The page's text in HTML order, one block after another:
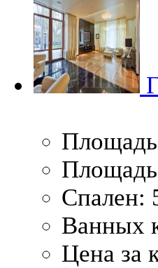
Площадь
Спален:
Ванных
Цена за